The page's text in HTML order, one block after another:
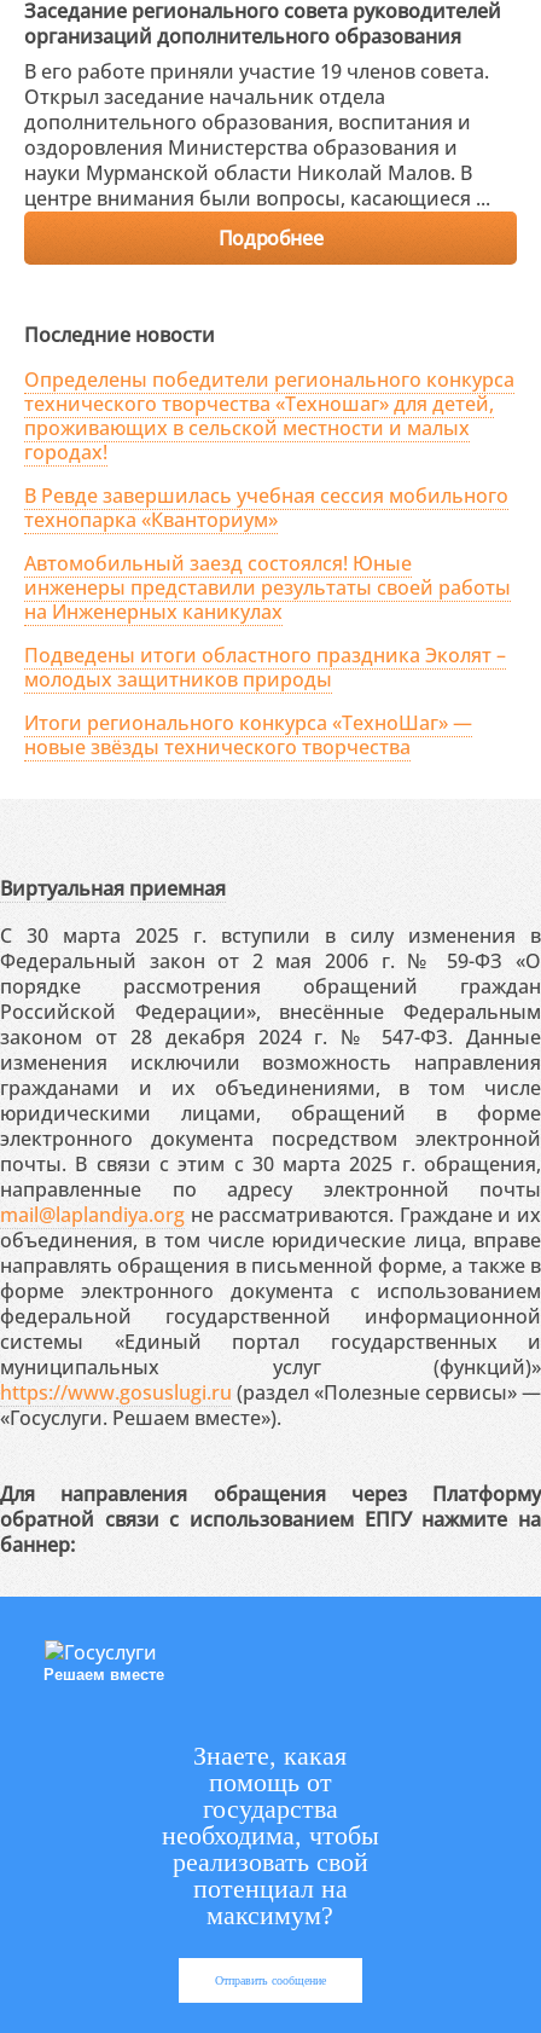
Заседание регионального совета руководителей
организаций дополнительного образования
В его работе приняли участие 19 членов совета.
Открыл заседание начальник отдела
дополнительного образования, воспитания и
оздоровления Министерства образования и
науки Мурманской области Николай Малов. В
центре внимания были вопросы, касающиеся ...
Подробнее
Последние новости
Определены победители регионального конкурса
технического творчества «Техношаг» для детей,
проживающих в сельской местности и малых
городах!
В Ревде завершилась учебная сессия мобильного
технопарка «Кванториум»
Автомобильный заезд состоялся! Юные
инженеры представили результаты своей работы
на Инженерных каникулах
Подведены итоги областного праздника Эколят –
молодых защитников природы
Итоги регионального конкурса «ТехноШаг» —
новые звёзды технического творчества
Виртуальная приемная
С 30 марта 2025 г. вступили в силу изменения в
Федеральный закон от 2 мая 2006 г. № 59-ФЗ «О
порядке рассмотрения обращений граждан
Российской Федерации», внесённые Федеральным
законом от 28 декабря 2024 г. № 547-ФЗ. Данные
изменения исключили возможность направления
гражданами и их объединениями, в том числе
юридическими лицами, обращений в форме
электронного документа посредством электронной
почты. В связи с этим с 30 марта 2025 г. обращения,
направленные по адресу электронной почты
mail@laplandiya.org не рассматриваются. Граждане и их
объединения, в том числе юридические лица, вправе
направлять обращения в письменной форме, а также в
форме электронного документа с использованием
федеральной государственной информационной
системы «Единый портал государственных и
муниципальных услуг (функций)»
https://www.gosuslugi.ru (раздел «Полезные сервисы» —
«Госуслуги. Решаем вместе»).
Для направления обращения через Платформу
обратной связи с использованием ЕПГУ нажмите на
баннер:
Решаем вместе
Знаете, какая
помощь от
государства
необходима, чтобы
реализовать свой
потенциал на
максимум?
Отправить сообщение